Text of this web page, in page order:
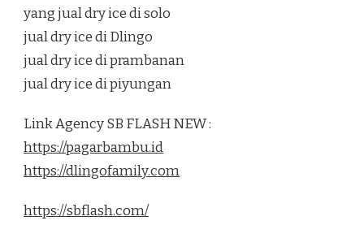
yang jual dry ice di solo
jual dry ice di Dlingo
jual dry ice di prambanan
jual dry ice di piyungan
Link Agency SB FLASH NEW :
https://pagarbambu.id
https://dlingofamily.com
https://sbflash.com/